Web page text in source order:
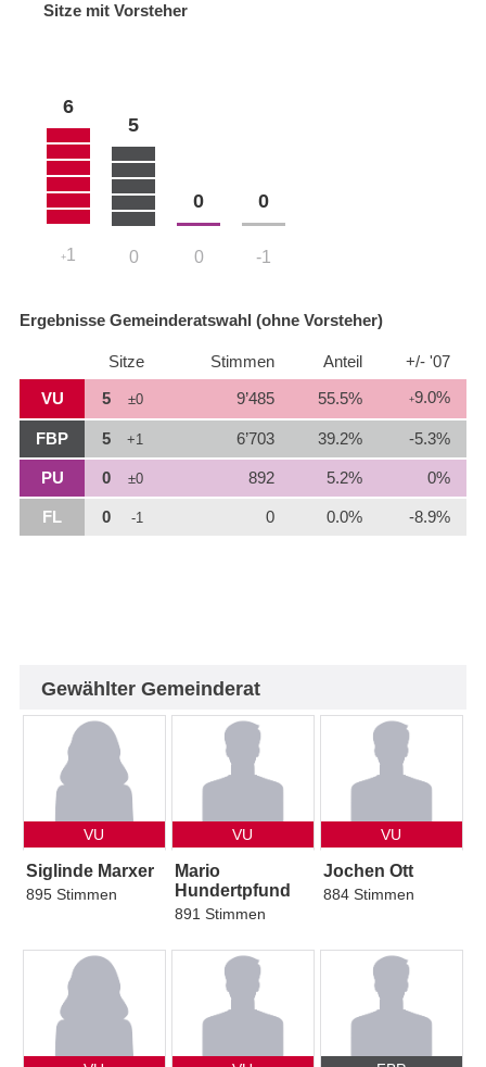
Sitze mit Vorsteher
6
+1
5
0
0
0
0
-1
Ergebnisse Gemeinderatswahl (ohne Vorsteher)
Sitze Stimmen Anteil
+/- '07
VU
5 ±0 9’485 55.5% +9.0%
FBP 5 +1 6’703 39.2% -5.3%
PU 0 ±0 892 5.2% 0%
FL 0 -1 0 0.0% -8.9%
Gewählter Gemeinderat
VU
Siglinde Marxer
895 Stimmen
VU
Mario
Hundertpfund
891 Stimmen
VU
Jochen Ott
884 Stimmen